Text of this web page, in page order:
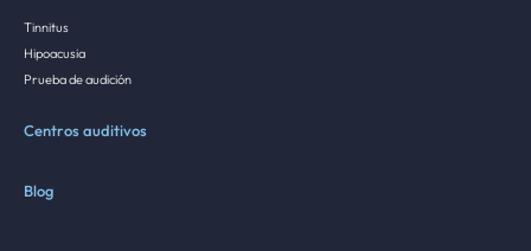
Tinnitus
Hipoacusia
Prueba de audición
Centros auditivos
Blog